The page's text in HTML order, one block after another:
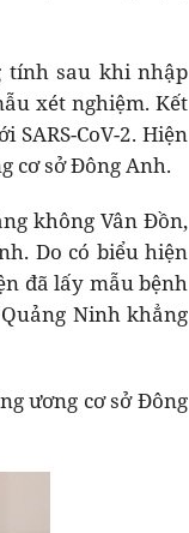
tính sau khi nhập
xét nghiệm. Kết
CoV-2. Hiện
cơ sở Đông Anh.
không Vân Đồn,
Do có biểu hiện
đã lấy mẫu bệnh
Ninh khẳng
ương cơ sở Đông